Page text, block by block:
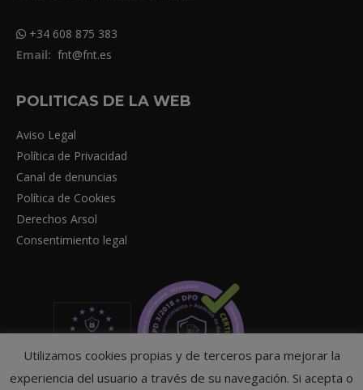
+34 608 875 383
Email: fnt@fnt.es
POLITICAS DE LA WEB
Aviso Legal
Política de Privacidad
Canal de denuncias
Política de Cookies
Derechos Arsol
Consentimiento legal
Utilizamos cookies propias y de terceros para mejorar la
experiencia del usuario a través de su navegación. Si acepta o